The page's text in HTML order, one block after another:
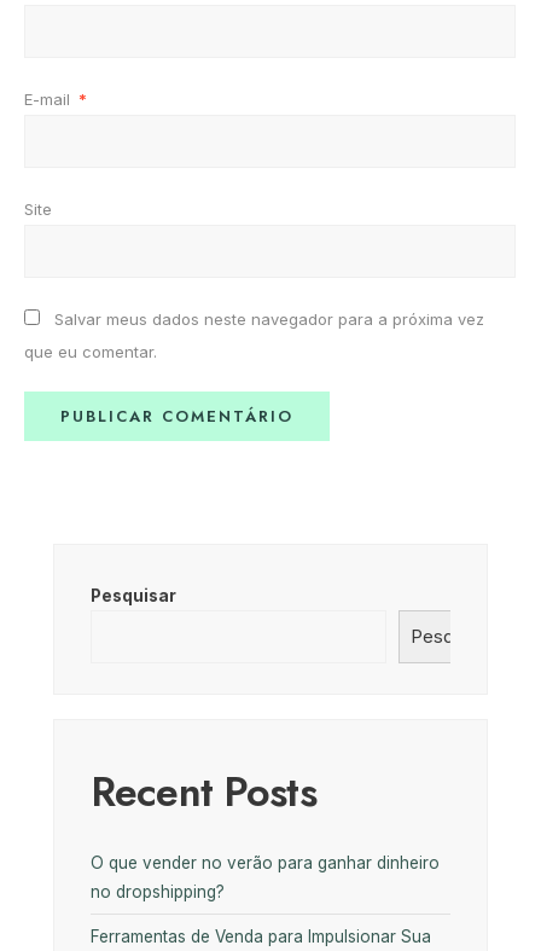
E-mail *
Site
Salvar meus dados neste navegador para a próxima vez
que eu comentar.
Pesquisar
Pesquisar
Recent Posts
O que vender no verão para ganhar dinheiro
no dropshipping?
Ferramentas de Venda para Impulsionar Sua